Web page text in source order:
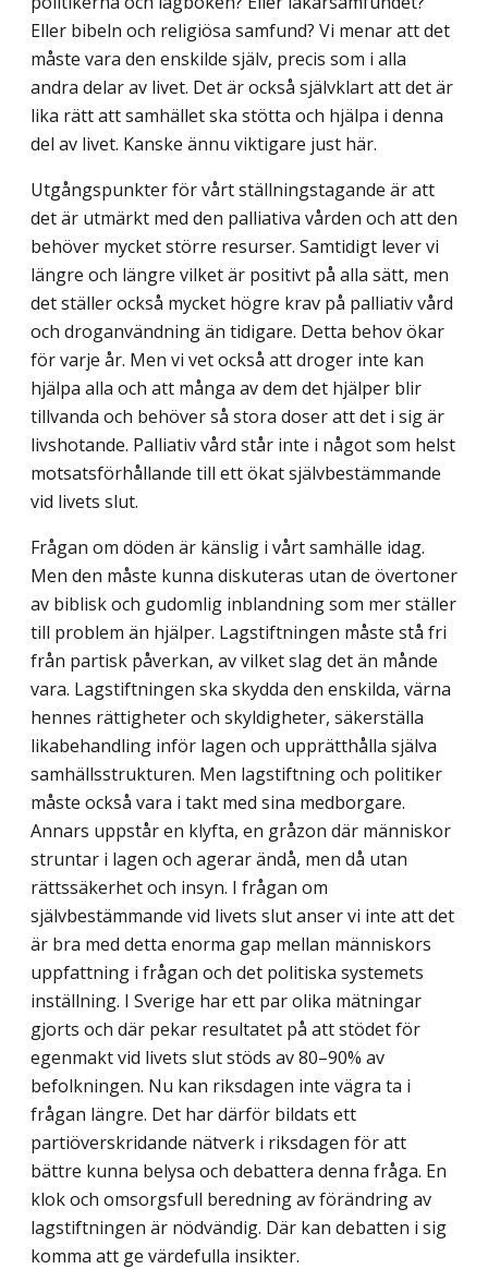
Eller bibeln och religiösa samfund? Vi menar att det
måste vara den enskilde själv, precis som i alla
andra delar av livet. Det är också självklart att det är
lika rätt att samhället ska stötta och hjälpa i denna
del av livet. Kanske ännu viktigare just här.
Utgångspunkter för vårt ställningstagande är att
det är utmärkt med den palliativa vården och att den
behöver mycket större resurser. Samtidigt lever vi
längre och längre vilket är positivt på alla sätt, men
det ställer också mycket högre krav på palliativ vård
och droganvändning än tidigare. Detta behov ökar
för varje år. Men vi vet också att droger inte kan
hjälpa alla och att många av dem det hjälper blir
tillvanda och behöver så stora doser att det i sig är
livshotande. Palliativ vård står inte i något som helst
motsatsförhållande till ett ökat självbestämmande
vid livets slut.
Frågan om döden är känslig i vårt samhälle idag.
Men den måste kunna diskuteras utan de övertoner
av biblisk och gudomlig inblandning som mer ställer
till problem än hjälper. Lagstiftningen måste stå fri
från partisk påverkan, av vilket slag det än månde
vara. Lagstiftningen ska skydda den enskilda, värna
hennes rättigheter och skyldigheter, säkerställa
likabehandling inför lagen och upprätthålla själva
samhällsstrukturen. Men lagstiftning och politiker
måste också vara i takt med sina medborgare.
Annars uppstår en klyfta, en gråzon där människor
struntar i lagen och agerar ändå, men då utan
rättssäkerhet och insyn. I frågan om
självbestämmande vid livets slut anser vi inte att det
är bra med detta enorma gap mellan människors
uppfattning i frågan och det politiska systemets
inställning. I Sverige har ett par olika mätningar
gjorts och där pekar resultatet på att stödet för
egenmakt vid livets slut stöds av 80–90% av
befolkningen. Nu kan riksdagen inte vägra ta i
frågan längre. Det har därför bildats ett
partiöverskridande nätverk i riksdagen för att
bättre kunna belysa och debattera denna fråga. En
klok och omsorgsfull beredning av förändring av
lagstiftningen är nödvändig. Där kan debatten i sig
komma att ge värdefulla insikter.